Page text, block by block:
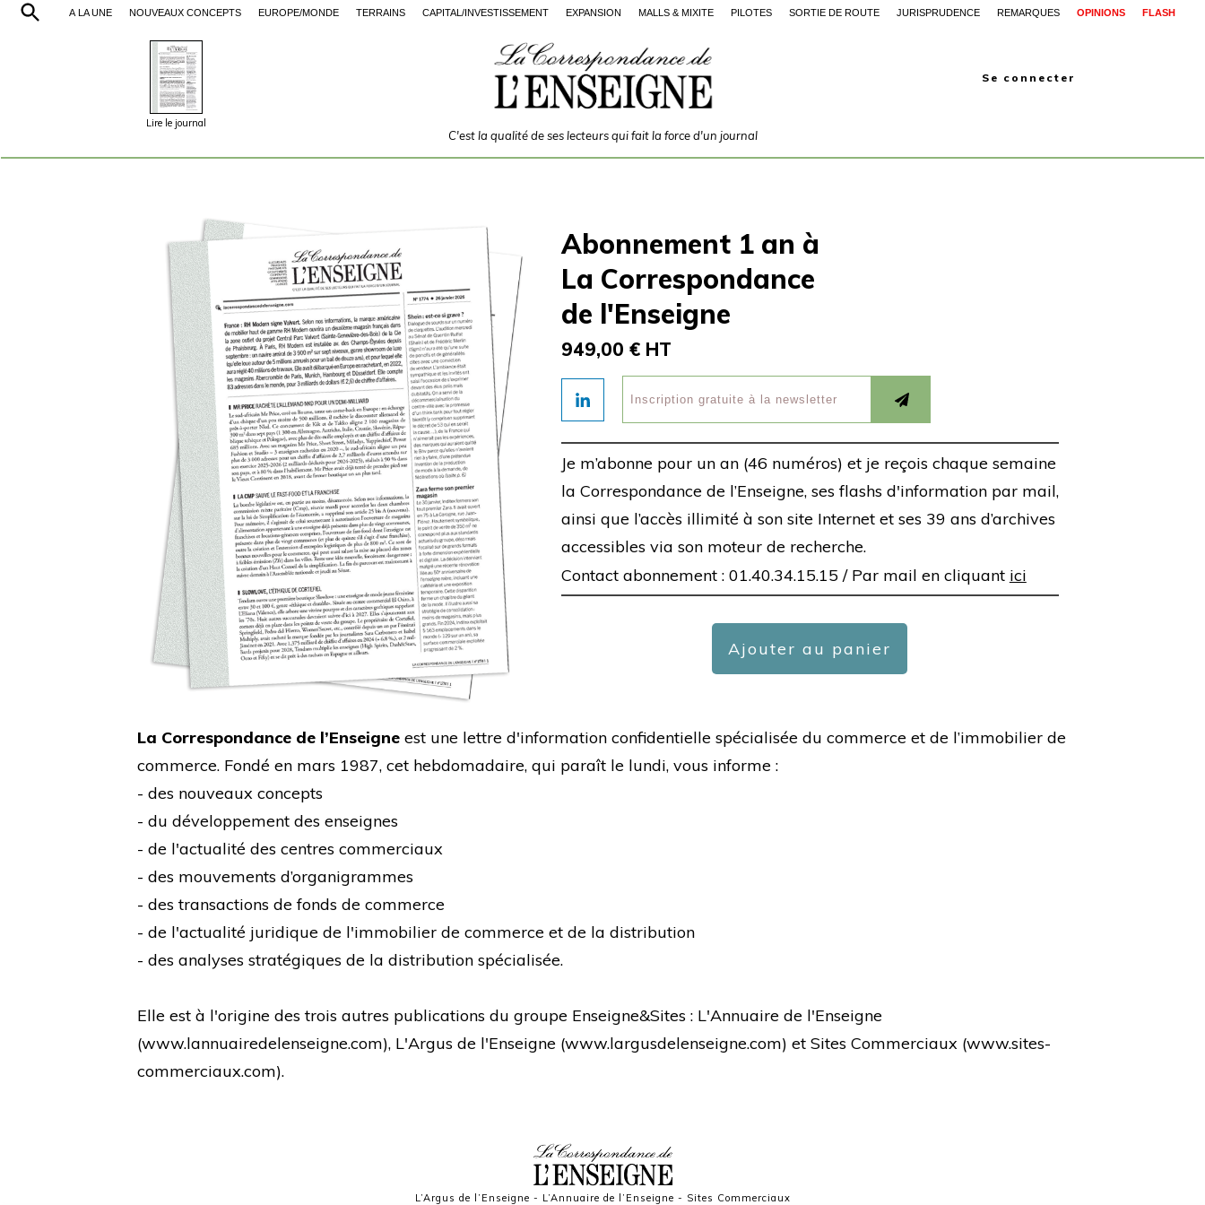
À LA UNE NOUVEAUX CONCEPTS EUROPE/MONDE TERRAINS CAPITAL/INVESTISSEMENT EXPANSION MALLS & MIXITÉ PILOTES SORTIE DE ROUTE JURISPRUDENCE REMARQUES OPINIONS FLASH
Lire le journal
C'est la qualité de ses lecteurs qui fait la force d'un journal
Se connecter
Abonnement 1 an à
La Correspondance
de l'Enseigne
949,00 € HT
Je m’abonne pour un an (46 numéros) et je reçois chaque semaine
la Correspondance de l’Enseigne, ses flashs d'information par mail,
ainsi que l’accès illimité à son site Internet et ses 39 ans d’archives
accessibles via son moteur de recherche.
Contact abonnement : 01.40.34.15.15 / Par mail en cliquant ici
Ajouter au panier
La Correspondance de l’Enseigne est une lettre d'information confidentielle spécialisée du commerce et de l’immobilier de
commerce. Fondé en mars 1987, cet hebdomadaire, qui paraît le lundi, vous informe :
- des nouveaux concepts
- du développement des enseignes
- de l'actualité des centres commerciaux
- des mouvements d’organigrammes
- des transactions de fonds de commerce
- de l'actualité juridique de l'immobilier de commerce et de la distribution
- des analyses stratégiques de la distribution spécialisée.
Elle est à l'origine des trois autres publications du groupe Enseigne&Sites : L'Annuaire de l'Enseigne
(www.lannuairedelenseigne.com), L'Argus de l'Enseigne (www.largusdelenseigne.com) et Sites Commerciaux (www.sites-
commerciaux.com).
L’Argus de l’Enseigne - L’Annuaire de l’Enseigne - Sites Commerciaux